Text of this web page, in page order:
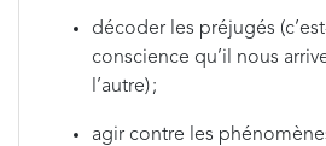
décoder les préjugés
conscience qu’il nous
l’autre) ;
agir contre les